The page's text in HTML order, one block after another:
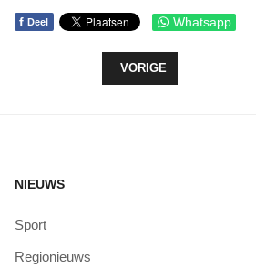
f Deel Whatsapp
VORIG ARTIKEL: ROZE
VORIGE
NIEUWS
Sport
Regionieuws